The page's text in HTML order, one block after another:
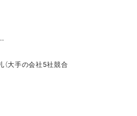
大手の会社5社競合